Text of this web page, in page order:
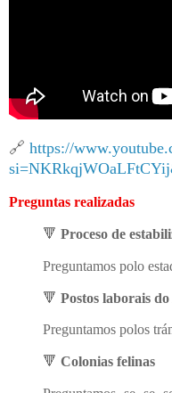
🔗 https://
Preguntas realizadas
🔻 Proceso de
Preguntamos polo
🔻 Postos laborais
Preguntamos polos
🔻 Colonias felinas